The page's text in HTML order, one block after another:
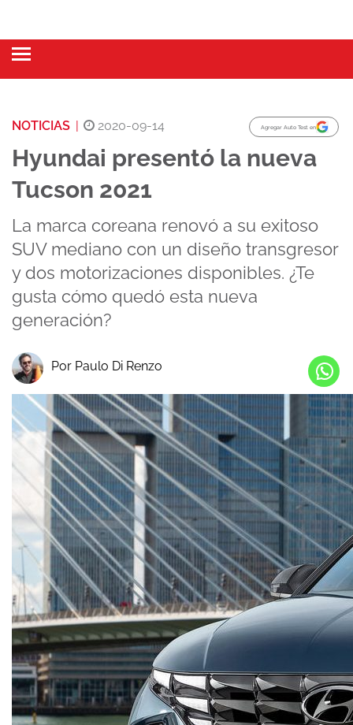
NOTICIAS | 2020-09-14 Agregar Auto Test en
Hyundai presentó la nueva
Tucson 2021
La marca coreana renovó a su exitoso
SUV mediano con un diseño transgresor
y dos motorizaciones disponibles. ¿Te
gusta cómo quedó esta nueva
generación?
Por Paulo Di Renzo